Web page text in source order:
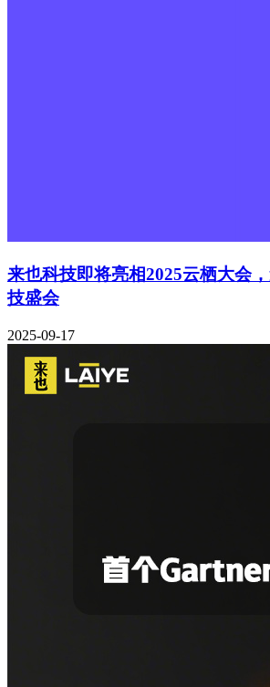
来也科技即将亮相2025云栖大会
技盛会
2025-09-17